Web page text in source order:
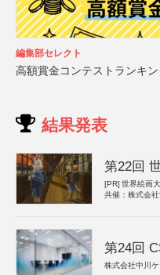
編集部セレクト
高額賞金コンテストランキン
結果発表
第22回
[PR] 世界絵画
共催：株式会
第24回
株式会社中川